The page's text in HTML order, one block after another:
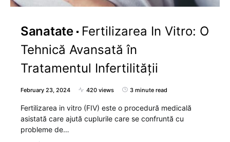
Sanatate
Fertilizarea In Vitro: O
Tehnică Avansată în
Tratamentul Infertilității
February 23, 2024 420 views 3 minute read
Fertilizarea in vitro (FIV) este o procedură medicală
asistată care ajută cuplurile care se confruntă cu
probleme de…